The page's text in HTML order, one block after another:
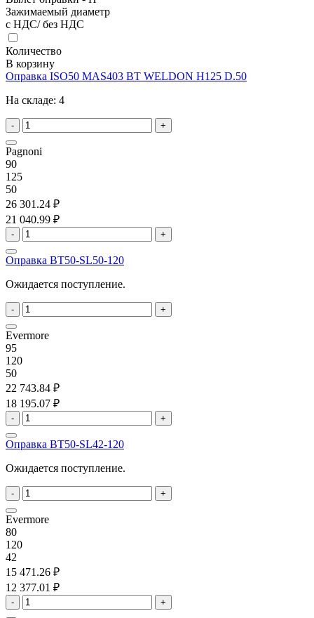
Зажимаемый диаметр
с НДС/ без НДС
Количество
В корзину
Оправка ISO50 MAS403 BT WELDON H125 D.50
На складе: 4
- +
Pagnoni
90
125
50
26 301.24 ₽
21 040.99 ₽
- +
Оправка BT50-SL50-120
Ожидается поступление.
- +
Evermore
95
120
50
22 743.84 ₽
18 195.07 ₽
- +
Оправка BT50-SL42-120
Ожидается поступление.
- +
Evermore
80
120
42
15 471.26 ₽
12 377.01 ₽
- +